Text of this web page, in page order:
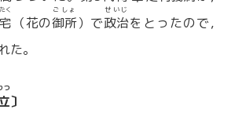
く
（花の御所
ごしょ
）で政治
せいじ
をとったので，
た。
つ
〕